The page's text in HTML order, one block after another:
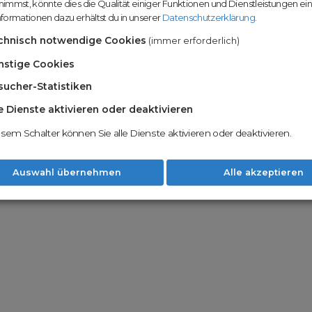
Nachname
du die
Möglichkeiten.
Unsere
Unser Open
um wertvolle
Mit
Option zu
könnte dies die Qualität einiger Funktionen und Dienstleistungen
dazu erhältst du in unsererDatenschutzerklärung.
notwendige Cookies (immer erforderlich)
Cookies
Statistiken
Dienste aktivieren oder deaktivieren
Schalter können Sie alle Dienste aktivieren oder deaktivieren.
Auswahl übernehmen Alle akzeptieren